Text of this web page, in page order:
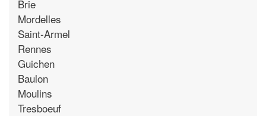
Brie
Mordelles
Saint-Armel
Rennes
Guichen
Baulon
Moulins
Tresboeuf